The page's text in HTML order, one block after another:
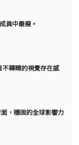
員中最瘦。
不轉睛的視覺存在感
，穩固的全球影響力